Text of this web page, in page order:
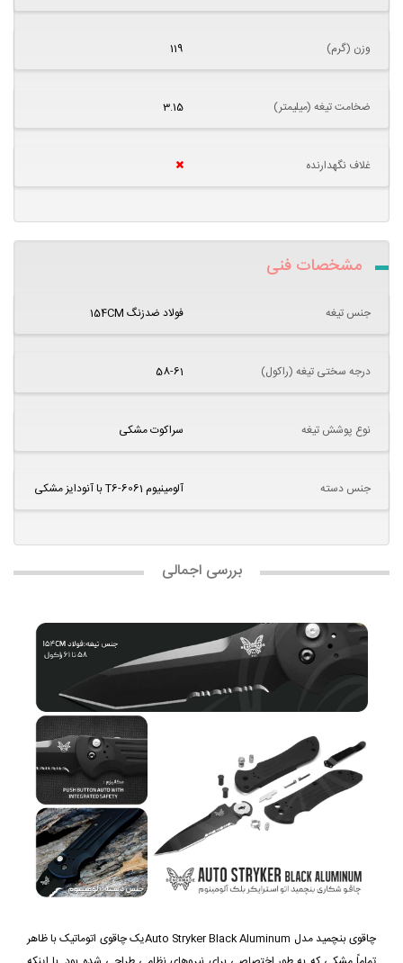
وزن (گرم) 119
ضخامت تیغه (میلیمتر) 3.15
غلاف نگهدارنده
مشخصات فنی
جنس تیغه فولاد ضدزنگ 154CM
درجه سختی تیغه (راکول) 58-61
نوع پوشش تیغه سراکوت مشکی
جنس دسته آلومینیوم 6061-T6 با آنودایز مشکی
بررسی اجمالی
چاقوی بنچمید مدل Auto Stryker Black Aluminumیک چاقوی اتوماتیک با ظاهر